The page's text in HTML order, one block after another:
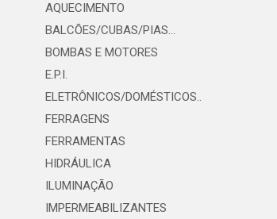
AQUECIMENTO
BALCÕES/CUBAS/PIAS...
BOMBAS E MOTORES
E.P.I.
ELETRÔNICOS/DOMÉSTICOS..
FERRAGENS
FERRAMENTAS
HIDRÁULICA
ILUMINAÇÃO
IMPERMEABILIZANTES